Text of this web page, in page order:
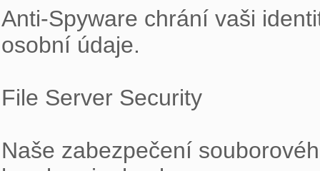
Anti-Spyware chrání vaši
osobní údaje.
File Server Security
Naše zabezpečení